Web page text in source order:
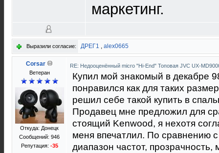
маркетинг.
Выразили согласие: ДРЕГ1 , alex0665
Corsar
Ветеран
Откуда: Донецк
Сообщений: 946
Репутация: -35
RE: Недооценённый micro "Hi-End" Топовая JVC UX-
Купил мой знакомый в декабре
понравился как для таких
решил себе такой купить в
Продавец мне предложил для
стоящий Kenwood, я нехотя
меня впечатлил. По сравнению
диапазон частот,